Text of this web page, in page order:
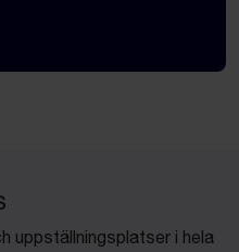
uppställningsplatser i hela